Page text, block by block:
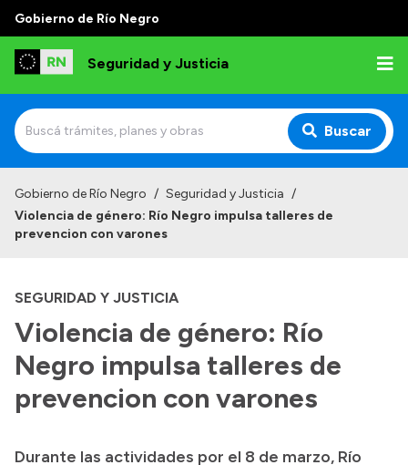
Gobierno de Río Negro
Seguridad y Justicia
Buscar
Institucional
Autoridades
Delegaciones
Normativa
Gobierno de Río Negro / Seguridad y Justicia /
Violencia de género: Río Negro impulsa talleres de
prevencion con varones
SEGURIDAD Y JUSTICIA
Violencia de género: Río
Negro impulsa talleres de
prevencion con varones
Durante las actividades por el 8 de marzo, Río